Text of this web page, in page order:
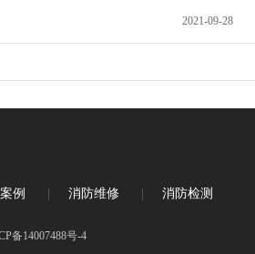
2021-09-28
例 消防维修 消防检测
备14007488号-4